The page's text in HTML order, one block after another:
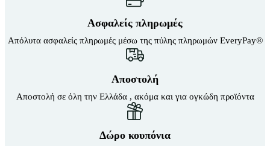
Ασφαλείς πληρωμές
Απόλυτα ασφαλείς πληρωμές μέσω της πύλης πληρωμών EveryPay®
Αποστολή
Αποστολή σε όλη την Ελλάδα , ακόμα και για ογκώδη προϊόντα
Δώρο κουπόνια